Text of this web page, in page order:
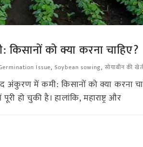
को क्या करना चाहिए?
Issue,Soybean sowing, सोयाबीन की
अंकुरण में कमी: किसानों को क्या करना
हो चुकी है। हालांकि, महाराष्ट्र और